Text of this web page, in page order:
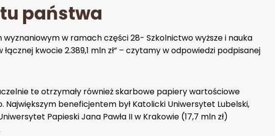
państwa
wyznaniowym w ramach części 28- Szkolnictwo wyższe i nauka
kwocie 2.389,1 mln zł” – czytamy w odpowiedzi podpisanej
te otrzymały również skarbowe papiery wartościowe
Największym beneficjentem był Katolicki Uniwersytet Lubelski,
Papieski Jana Pawła II w Krakowie (17,7 mln zł)